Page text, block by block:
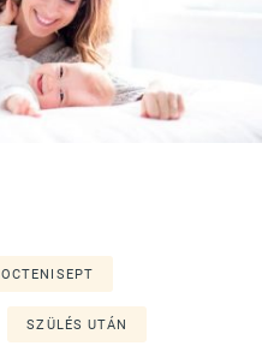
OCTENISEPT
SZÜLÉS UTÁN